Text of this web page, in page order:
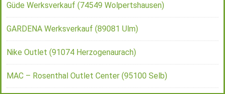
Güde Werksverkauf (74549 Wolpertshausen)
GARDENA Werksverkauf (89081 Ulm)
Nike Outlet (91074 Herzogenaurach)
MAC – Rosenthal Outlet Center (95100 Selb)